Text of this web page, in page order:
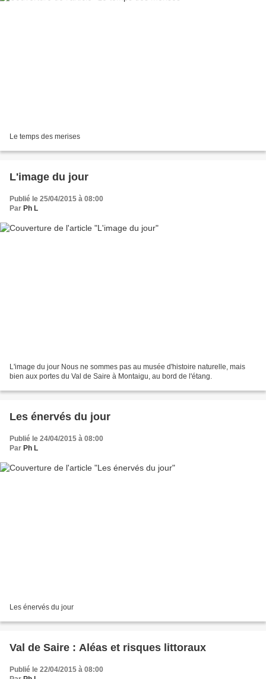
Le temps des merises
L'image du jour
Publié le 25/04/2015 à 08:00
Par Ph L
L'image du jour Nous ne sommes pas au musée d'histoire naturelle, mais
bien aux portes du Val de Saire à Montaigu, au bord de l'étang.
Les énervés du jour
Publié le 24/04/2015 à 08:00
Par Ph L
Les énervés du jour
Val de Saire : Aléas et risques littoraux
Publié le 22/04/2015 à 08:00